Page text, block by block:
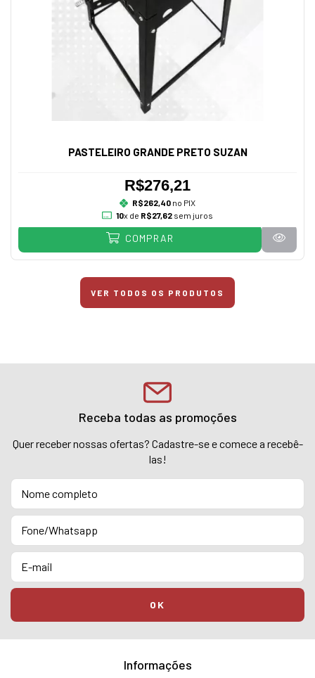
PASTELEIRO GRANDE PRETO SUZAN
R$276,21
R$262,40 no PIX
10x de R$27,62sem juros
COMPRAR
VER TODOS OS PRODUTOS
Receba todas as promoções
Quer receber nossas ofertas? Cadastre-se e comece a recebê-
las!
Informações